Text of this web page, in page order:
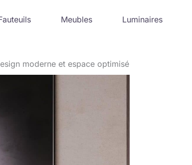
Meubles Luminaires
moderne et espace optimisé